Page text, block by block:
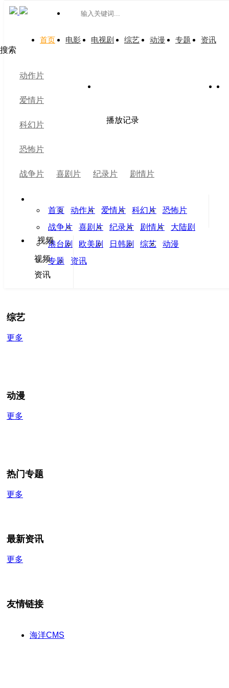
首页 电影 电视剧 综艺 动漫 专题 资讯
播放记录
动作片
爱情片
科幻片
恐怖片
战争片 喜剧片 纪录片 剧情片
首页 动作片 爱情片 科幻片
恐怖片
战争片
喜剧片 纪录片 剧情片
大陆剧
港台剧
欧美剧 日韩剧 综艺
动漫
专题
资讯
视频
视频
资讯
索
电视剧
综艺
更多
动漫
更多
热门专题
更多
最新资讯
更多
友情链接
海洋CMS